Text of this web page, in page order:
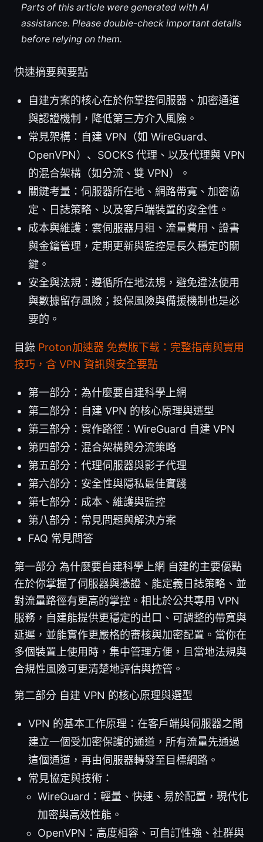
Parts of this article were generated with AI
assistance. Please double-check important details
before relying on them.
快速摘要與要點
自建方案的核心在於你掌控伺服器、加密通道
與認證機制，降低第三方介入風險。
常見架構：自建 VPN（如 WireGuard、
OpenVPN）、SOCKS 代理、以及代理與 VPN
的混合架構（如分流、雙 VPN）。
關鍵考量：伺服器所在地、網路帶寬、加密協
定、日誌策略、以及客戶端裝置的安全性。
成本與維護：雲伺服器月租、流量費用、證書
與金鑰管理，定期更新與監控是長久穩定的關
鍵。
安全與法規：遵循所在地法規，避免違法使用
與數據留存風險；投保風險與備援機制也是必
要的。
目錄 Proton加速器 免费版下载：完整指南與實用
技巧，含 VPN 資訊與安全要點
第一部分：為什麼要自建科學上網
第二部分：自建 VPN 的核心原理與選型
第三部分：實作路徑：WireGuard 自建 VPN
第四部分：混合架構與分流策略
第五部分：代理伺服器與影子代理
第六部分：安全性與隱私最佳實踐
第七部分：成本、維護與監控
第八部分：常見問題與解決方案
FAQ 常見問答
第一部分 為什麼要自建科學上網 自建的主要優點
在於你掌握了伺服器與憑證、能定義日誌策略、並
對流量路徑有更高的掌控。相比於公共專用 VPN
服務，自建能提供更穩定的出口、可調整的帶寬與
延遲，並能實作更嚴格的審核與加密配置。當你在
多個裝置上使用時，集中管理方便，且當地法規與
合規性風險可更清楚地評估與控管。
第二部分 自建 VPN 的核心原理與選型
VPN 的基本工作原理：在客戶端與伺服器之間
建立一個受加密保護的通道，所有流量先通過
這個通道，再由伺服器轉發至目標網路。
常見協定與技術：
WireGuard：輕量、快速、易於配置，現代化
加密與高效性能。
OpenVPN：高度相容、可自訂性強、社群與